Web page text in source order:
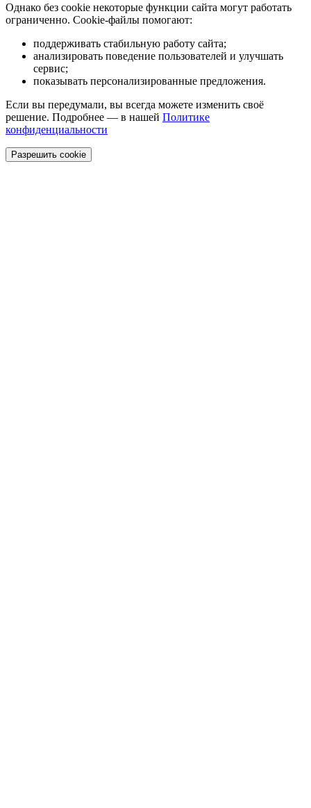
Однако без cookie некоторые функции сайта могут работать
ограниченно. Cookie-файлы помогают:
поддерживать стабильную работу сайта;
анализировать поведение пользователей и улучшать
сервис;
показывать персонализированные предложения.
Если вы передумали, вы всегда можете изменить своё
решение. Подробнее — в нашей Политике
конфиденциальности
Разрешить cookie